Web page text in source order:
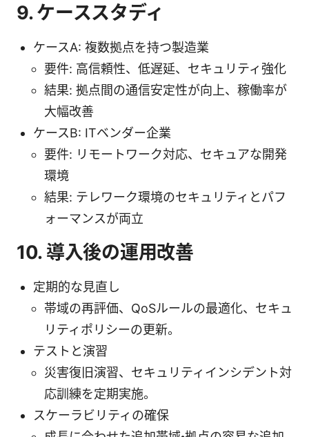
9. ケーススタディ
ケースA: 複数拠点を持つ製造業
要件: 高信頼性、低遅延、セキュリティ強化
結果: 拠点間の通信安定性が向上、稼働率が
大幅改善
ケースB: ITベンダー企業
要件: リモートワーク対応、セキュアな開発
環境
結果: テレワーク環境のセキュリティとパフ
ォーマンスが両立
10. 導入後の運用改善
定期的な見直し
帯域の再評価、QoSルールの最適化、セキュ
リティポリシーの更新。
テストと演習
災害復旧演習、セキュリティインシデント対
応訓練を定期実施。
スケーラビリティの確保